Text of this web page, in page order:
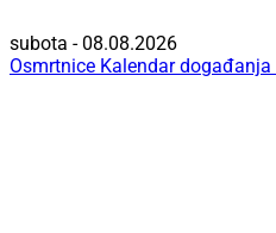
subota - 08.08.2026
Osmrtnice Kalendar događanja